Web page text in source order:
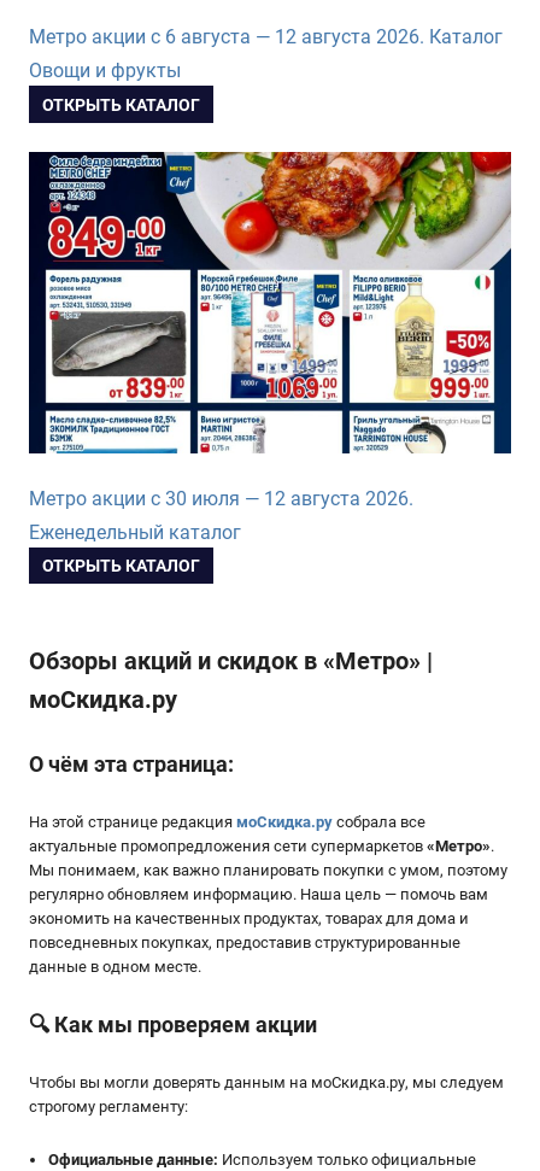
Метро акции с 6 августа — 12 августа 2026. Каталог
Овощи и фрукты
ОТКРЫТЬ КАТАЛОГ
Метро акции с 30 июля — 12 августа 2026.
Еженедельный каталог
ОТКРЫТЬ КАТАЛОГ
Обзоры акций и скидок в «Метро» |
моСкидка.ру
О чём эта страница:
На этой странице редакция моСкидка.ру собрала все
актуальные промопредложения сети супермаркетов «Метро».
Мы понимаем, как важно планировать покупки с умом, поэтому
регулярно обновляем информацию. Наша цель — помочь вам
экономить на качественных продуктах, товарах для дома и
повседневных покупках, предоставив структурированные
данные в одном месте.
🔍 Как мы проверяем акции
Чтобы вы могли доверять данным на мoСкидка.ру, мы следуем
строгому регламенту:
Официальные данные: Используем только официальные